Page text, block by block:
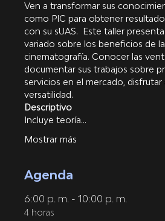
Ven a transformar sus
como PIC para obtener
con su sUAS.  Este taller
variado sobre los beneficios de
cinematografía. Conocer las
documentar sus trabajos sobre
servicios en el mercado, disfrutar
versatilidad.
Descriptivo
Incluye teoría…
Mostrar más
Agenda
6:00 p. m. - 10:00 p. m.
4 horas